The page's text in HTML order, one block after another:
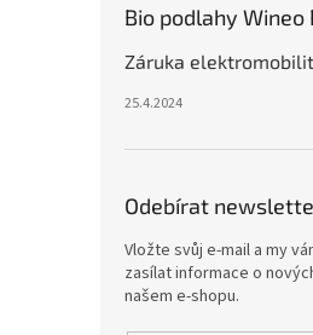
Bio podlahy Wineo
Záruka
25.4.2024
Odebírat
Vložte svůj e-mail a my
zasílat informace o
našem e-shopu.